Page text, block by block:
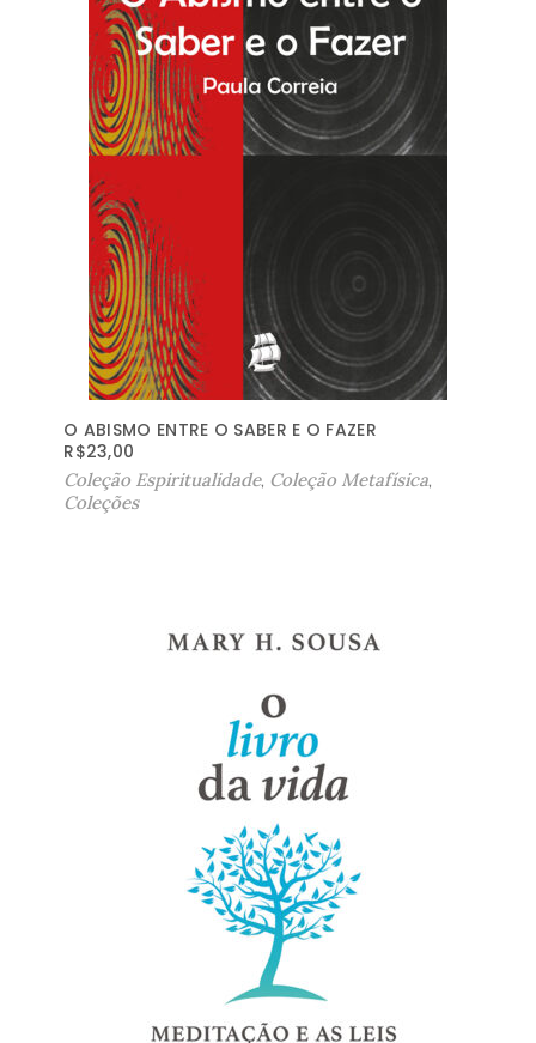
O ABISMO ENTRE O SABER E O FAZER
R$23,00
Coleção Espiritualidade, Coleção Metafísica,
Coleções